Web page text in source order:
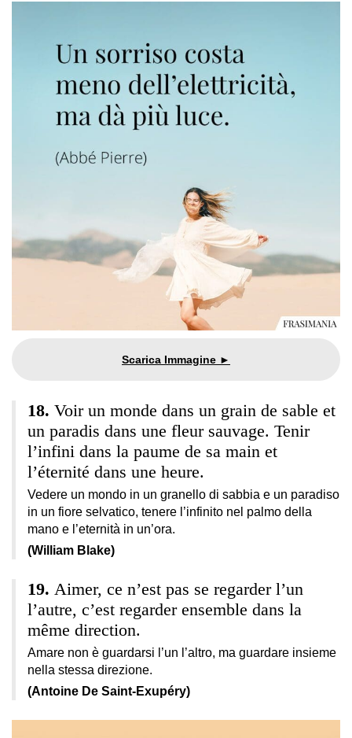
Voir un monde dans un grain de sable et
un paradis dans une fleur sauvage. Tenir
l’infini dans la paume de sa main et
l’éternité dans une heure.
Vedere un mondo in un granello di sabbia e un paradiso
in un fiore selvatico, tenere l’infinito nel palmo della
mano e l’eternità in un’ora.
(William Blake)
Aimer, ce n’est pas se regarder l’un
l’autre, c’est regarder ensemble dans la
même direction.
Amare non è guardarsi l’un l’altro, ma guardare insieme
nella stessa direzione.
(Antoine De Saint-Exupéry)